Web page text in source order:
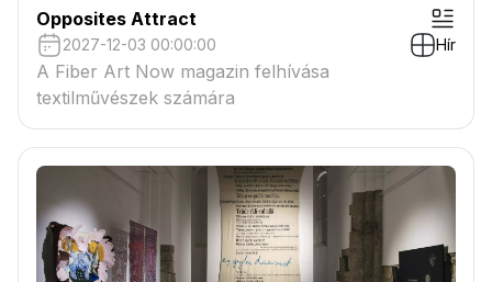
Opposites Attract
2027-12-03 00:00:00 Hír
A Fiber Art Now magazin felhívása
textilművészek számára